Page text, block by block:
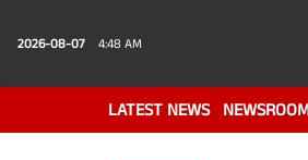
2026-08-07 4:48 AM
LATEST NEWS